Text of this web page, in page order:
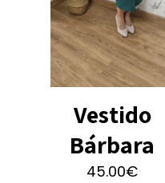
Vestido
Bárbara
45.00€